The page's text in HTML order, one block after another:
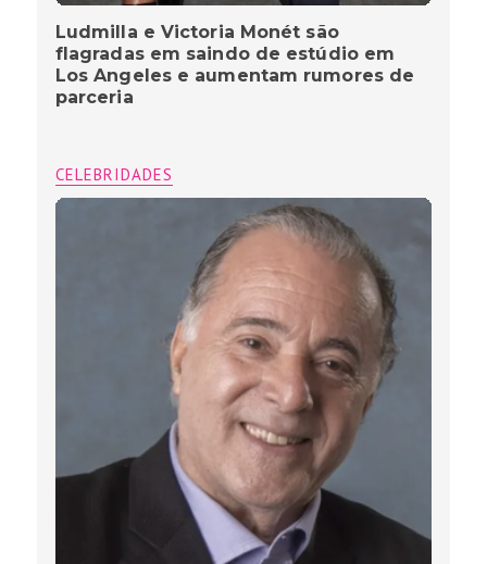
Ludmilla e Victoria Monét são
flagradas em saindo de estúdio em
Los Angeles e aumentam rumores de
parceria
CELEBRIDADES